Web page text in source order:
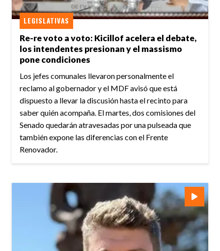
Re-re voto a voto: Kicillof acelera el debate,
los intendentes presionan y el massismo
pone condiciones
LEGISLATIVAS
Los jefes comunales llevaron personalmente el
reclamo al gobernador y el MDF avisó que está
dispuesto a llevar la discusión hasta el recinto para
saber quién acompaña. El martes, dos comisiones del
Senado quedarán atravesadas por una pulseada que
también expone las diferencias con el Frente
Renovador.